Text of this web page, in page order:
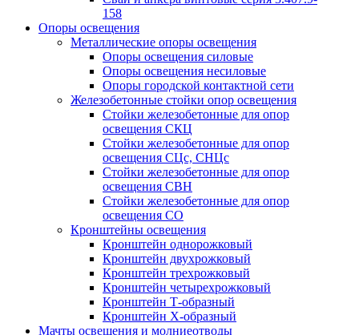
158
Опоры освещения
Металлические опоры освещения
Опоры освещения силовые
Опоры освещения несиловые
Опоры городской контактной сети
Железобетонные стойки опор освещения
Стойки железобетонные для опор
освещения СКЦ
Стойки железобетонные для опор
освещения СЦс, СНЦс
Стойки железобетонные для опор
освещения СВН
Стойки железобетонные для опор
освещения СО
Кронштейны освещения
Кронштейн однорожковый
Кронштейн двухрожковый
Кронштейн трехрожковый
Кронштейн четырехрожковый
Кронштейн Т-образный
Кронштейн Х-образный
Мачты освещения и молниеотводы